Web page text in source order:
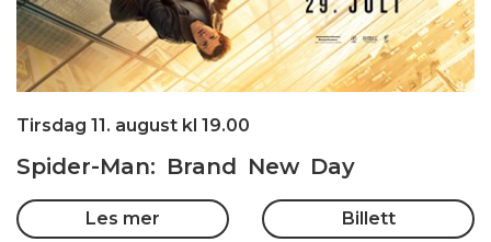
Tirsdag 11. august kl 19.00
Spider-Man: Brand New Day
Les mer Billett